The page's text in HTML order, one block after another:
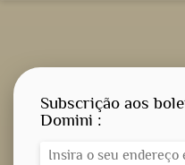
Subscrição aos
Domini :